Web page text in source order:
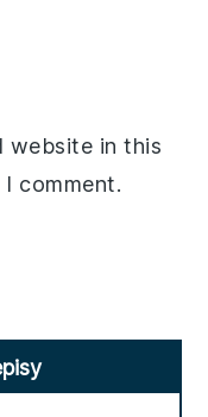
website in this
comment.